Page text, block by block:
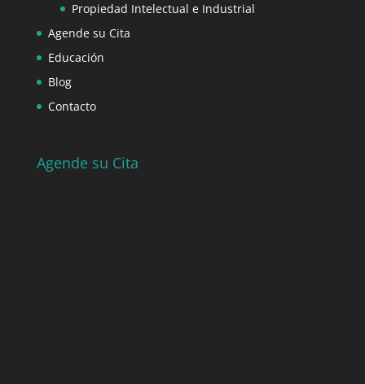
Propiedad Intelectual e Industrial
Agende su Cita
Educación
Blog
Contacto
Agende su Cita